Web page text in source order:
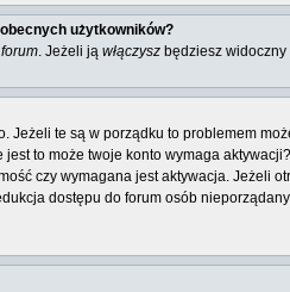
użytkowników?
. Jeżeli ją włączysz będziesz
Jeżeli te są w porządku to problemem
to może twoje konto wymaga
czy wymagana jest aktywacja. Jeżeli
dostępu do forum osób